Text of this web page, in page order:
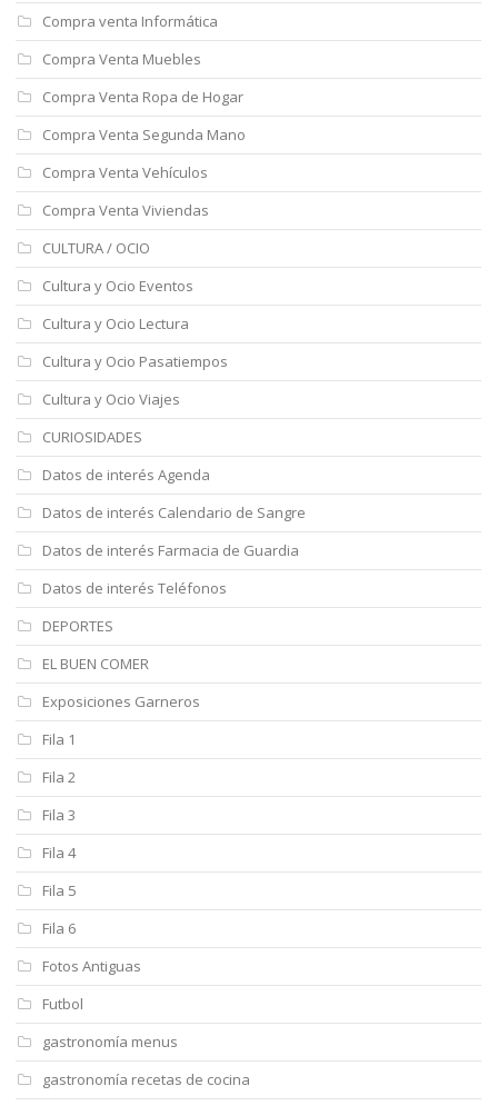
Compra venta Informática
Compra Venta Muebles
Compra Venta Ropa de Hogar
Compra Venta Segunda Mano
Compra Venta Vehículos
Compra Venta Viviendas
CULTURA / OCIO
Cultura y Ocio Eventos
Cultura y Ocio Lectura
Cultura y Ocio Pasatiempos
Cultura y Ocio Viajes
CURIOSIDADES
Datos de interés Agenda
Datos de interés Calendario de Sangre
Datos de interés Farmacia de Guardia
Datos de interés Teléfonos
DEPORTES
EL BUEN COMER
Exposiciones Garneros
Fila 1
Fila 2
Fila 3
Fila 4
Fila 5
Fila 6
Fotos Antiguas
Futbol
gastronomía menus
gastronomía recetas de cocina